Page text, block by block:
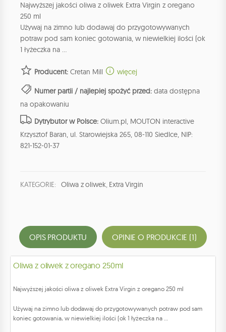
Najwyższej jakości oliwa z oliwek Extra Virgin z oregano
250 ml
Używaj na zimno lub dodawaj do przygotowywanych
potraw pod sam koniec gotowania, w niewielkiej ilości (ok
1 łyżeczka na ...
Producent: Cretan Mill więcej
Numer partii / najlepiej spożyć przed: data dostępna
na opakowaniu
Dytrybutor w Polsce: Olium.pl, MOUTON interactive
Krzysztof Baran, ul. Starowiejska 265, 08-110 Siedlce, NIP:
821-152-01-37
KATEGORIE: Oliwa z oliwek, Extra Virgin
OPIS PRODUKTU OPINIE O PRODUKCIE (1)
Oliwa z oliwek z oregano 250ml
Najwyższej jakości oliwa z oliwek Extra Virgin z oregano 250 ml
Używaj na zimno lub dodawaj do przygotowywanych potraw pod sam
koniec gotowania, w niewielkiej ilości (ok 1 łyżeczka na ...